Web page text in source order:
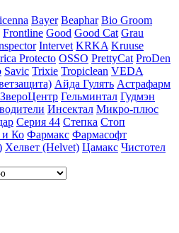
Bayer Beaphar Bio Groom
Frontline Good Good Cat Grau
Intervet KRKA Kruuse
Protecto OSSO PrettyCat ProDen
Savic Trixie Tropiclean VEDA
Айда Гулять Астрафарм
Гельминтал Гудмэн
Инсектал Микро-плюс
Серия 44 Степка Стоп
и Ко Фармакс Фармасофт
Хелвет (Helvet) Цамакс Чистотел